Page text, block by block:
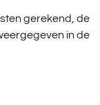
gerekend, de
in de